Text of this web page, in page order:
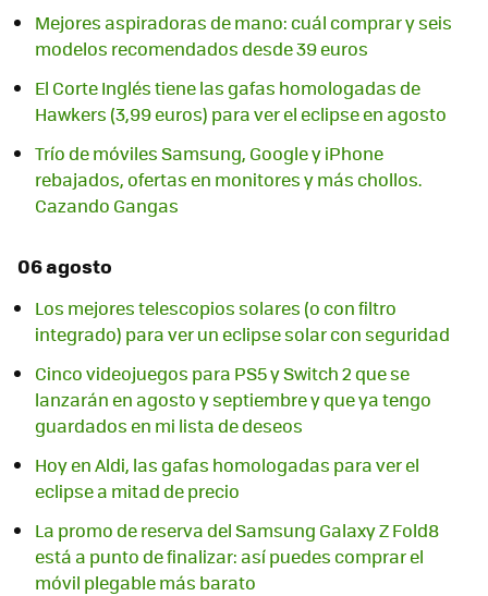
Mejores aspiradoras de mano: cuál comprar y seis
modelos recomendados desde 39 euros
El Corte Inglés tiene las gafas homologadas de
Hawkers (3,99 euros) para ver el eclipse en agosto
Trío de móviles Samsung, Google y iPhone
rebajados, ofertas en monitores y más chollos.
Cazando Gangas
06 agosto
Los mejores telescopios solares (o con filtro
integrado) para ver un eclipse solar con seguridad
Cinco videojuegos para PS5 y Switch 2 que se
lanzarán en agosto y septiembre y que ya tengo
guardados en mi lista de deseos
Hoy en Aldi, las gafas homologadas para ver el
eclipse a mitad de precio
La promo de reserva del Samsung Galaxy Z Fold8
está a punto de finalizar: así puedes comprar el
móvil plegable más barato